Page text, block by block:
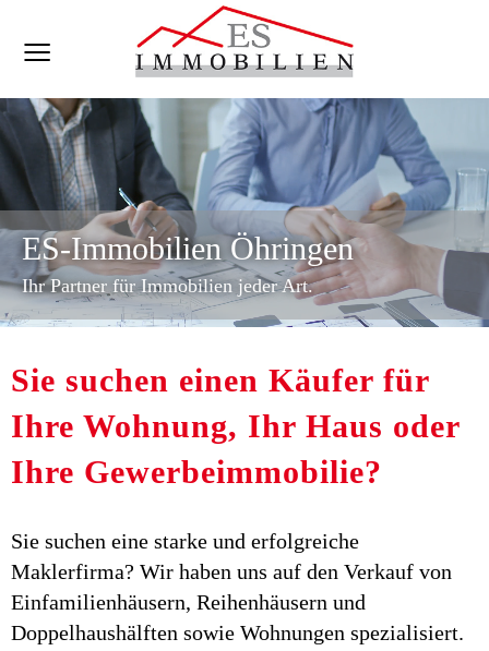
ES-Immobilien Öhringen
Ihr Partner für Immobilien jeder Art.
Sie suchen einen Käufer für
Ihre Wohnung, Ihr Haus oder
Ihre Gewerbeimmobilie?
Sie suchen eine starke und erfolgreiche
Maklerfirma? Wir haben uns auf den Verkauf von
Einfamilienhäusern, Reihenhäusern und
Doppelhaushälften sowie Wohnungen spezialisiert.